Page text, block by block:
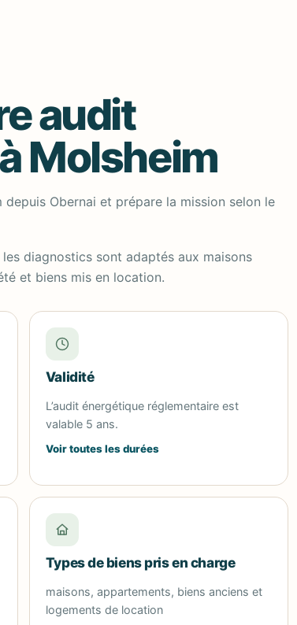
audit
Molsheim
Obernai et prépare la mission selon le
diagnostics sont adaptés aux maisons
et biens mis en location.
Validité
L’audit énergétique réglementaire est
valable 5 ans.
Voir toutes les durées
Types de biens pris en charge
maisons, appartements, biens anciens et
logements de location